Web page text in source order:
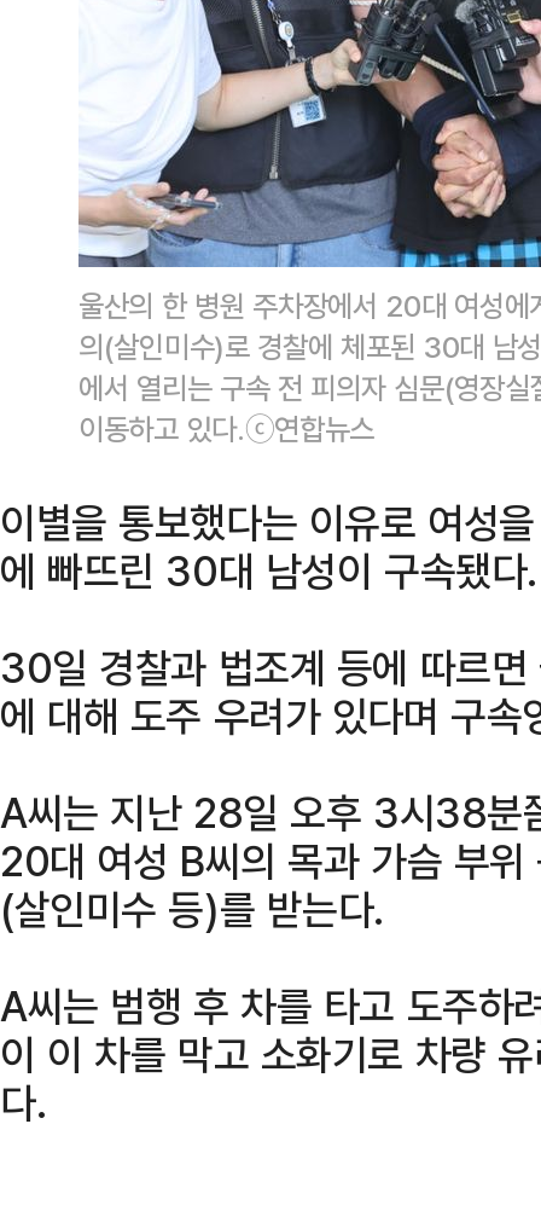
울산의 한 병원 주차장에서 20대 여성
의(살인미수)로 경찰에 체포된 30대 남
에서 열리는 구속 전 피의자 심문(영장
이동하고 있다.ⓒ연합뉴스
이별을 통보했다는 이유로 여성
에 빠뜨린 30대 남성이 구속됐다.
30일 경찰과 법조계 등에 따르
에 대해 도주 우려가 있다며 구속
A씨는 지난 28일 오후 3시38분
20대 여성 B씨의 목과 가슴 부
(살인미수 등)를 받는다.
A씨는 범행 후 차를 타고 도주하
이 이 차를 막고 소화기로 차량
다.